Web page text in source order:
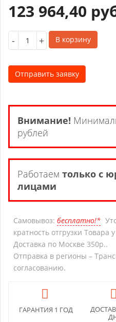
123 964,40
- + В корзину
Отправить заявку
Внимание!
рублей
Работаем только с
лицами
Самовывоз: бесплатно!*
кратность отгрузки Товара
Доставка по Москве 350р..
Отправка в регионы –
согласованию.
ГАРАНТИЯ 1 ГОД